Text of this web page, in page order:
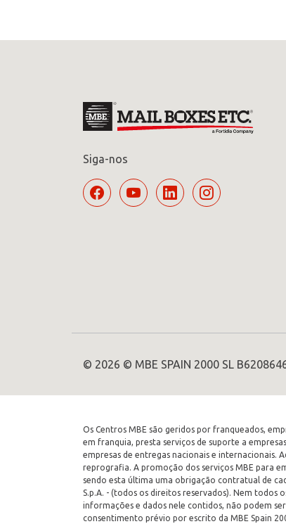
Siga-nos
© 2026 © MBE SPAIN 2000 SL
Os Centros MBE são geridos por franqueados,
em franquia, presta serviços de suporte a
empresas de entregas nacionais e internacionais.
reprografia. A promoção dos serviços MBE para
sendo esta última uma obrigação contratual de
S.p.A. - (todos os direitos reservados). Nem todos
informações e dados nele contidos, não podem
consentimento prévio por escrito da MBE Spain